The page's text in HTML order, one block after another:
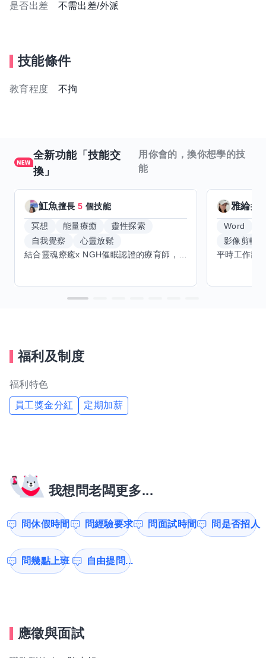
是否出差 不需出差/外派
技能條件
教育程度 不拘
全新功能「技能交
換」
用你會的，換你想學的技
能
魟魚擅長5 個技能
冥想 能量療癒
靈性探索
自我覺察
心靈放鬆
雅綸擅
Word
影像剪輯
福利及制度
福利特色
員工獎金分紅 定期加薪
我想問老闆更多...
問休假時間 問經驗要求 問面試時間 問是否招人
問幾點上班 自由提問...
應徵與面試